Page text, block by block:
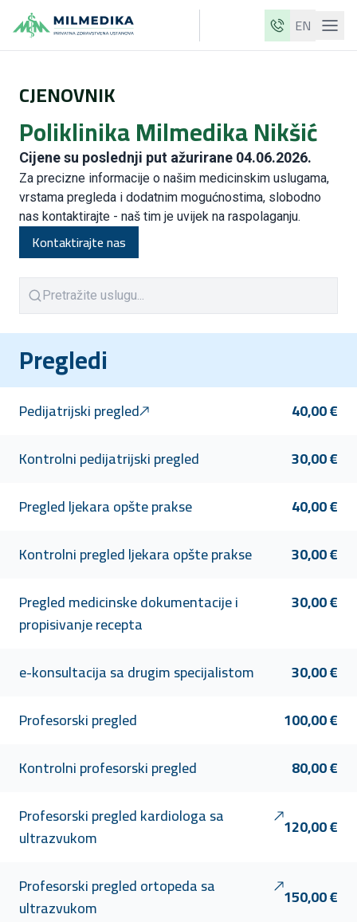
EN
Naše klinike
Usluge
Ljekari
Cjenovnik
O nama
Aktuelnosti
Blog
Kontakt
ME EN
CJENOVNIK
Poliklinika Milmedika Nikšić
Cijene su poslednji put ažurirane 04.06.2026.
Za precizne informacije o našim medicinskim uslugama,
vrstama pregleda i dodatnim mogućnostima, slobodno
nas kontaktirajte - naš tim je uvijek na raspolaganju.
Kontaktirajte nas
Pregledi
Pedijatrijski pregled
40,00 €
Kontrolni pedijatrijski pregled
30,00 €
Pregled ljekara opšte prakse
40,00 €
Kontrolni pregled ljekara opšte prakse
30,00 €
Pregled medicinske dokumentacije i
propisivanje recepta
30,00 €
e-konsultacija sa drugim specijalistom
30,00 €
Profesorski pregled
100,00 €
Kontrolni profesorski pregled
80,00 €
Profesorski pregled kardiologa sa
ultrazvukom
120,00 €
Profesorski pregled ortopeda sa
ultrazvukom
150,00 €